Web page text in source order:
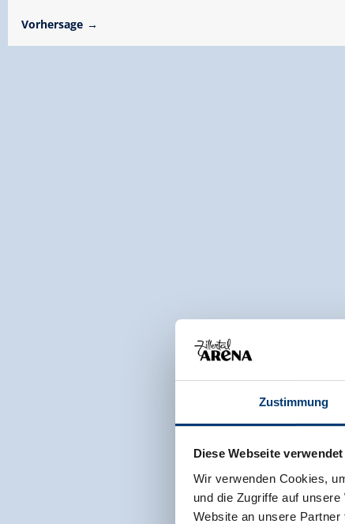
Zustimmung
Diese Webseite
Wir verwenden Cookies,
und die Zugriffe auf
Website an unsere
Vorhersage